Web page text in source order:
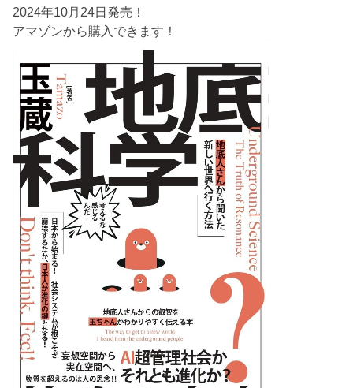
2024年10月24日発売！
アマゾンから購入できます！